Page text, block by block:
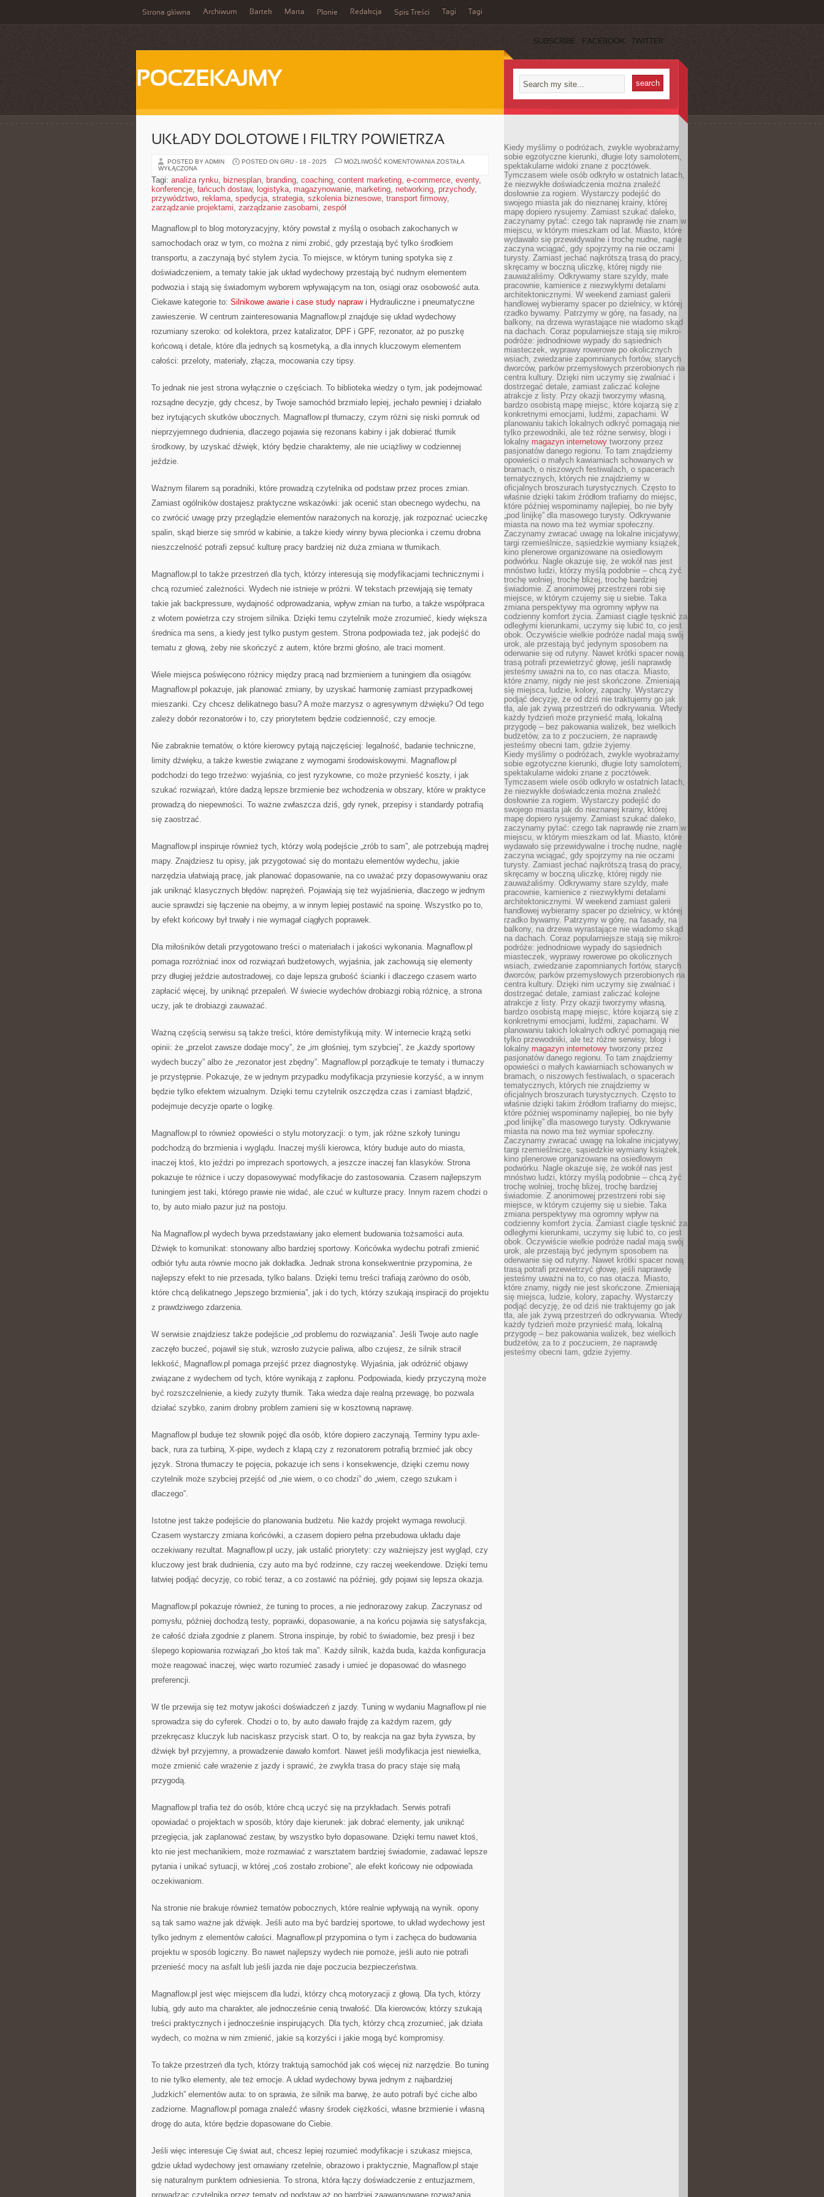
Strona główna Archiwum Bartek Marta Płonie Redakcja Spis Treści Tagi Tagi
SUBSCRIBE FACEBOOK TWITTER
POCZEKAJMY
UKŁADY DOLOTOWE I FILTRY POWIETRZA
POSTED BY ADMIN POSTED ON GRU - 18 - 2025 MOŻLIWOŚĆ KOMENTOWANIA UKŁADY
FILTRY
POWIETRZA
ZOSTAŁA
WYŁĄCZONA
Tagi: analiza rynku, biznesplan, branding, coaching, content marketing, e-commerce, eventy,
konferencje, łańcuch dostaw, logistyka, magazynowanie, marketing, networking, przychody,
przywództwo, reklama, spedycja, strategia, szkolenia biznesowe, transport firmowy,
zarządzanie projektami, zarządzanie zasobami, zespół
Magnaflow.pl to blog motoryzacyjny, który powstał z myślą o osobach zakochanych w
samochodach oraz w tym, co można z nimi zrobić, gdy przestają być tylko środkiem
transportu, a zaczynają być stylem życia. To miejsce, w którym tuning spotyka się z
doświadczeniem, a tematy takie jak układ wydechowy przestają być nudnym elementem
podwozia i stają się świadomym wyborem wpływającym na ton, osiągi oraz osobowość auta.
Ciekawe kategorie to: Silnikowe awarie i case study naprawi Hydrauliczne i pneumatyczne
zawieszenie. W centrum zainteresowania Magnaflow.pl znajduje się układ wydechowy
rozumiany szeroko: od kolektora, przez katalizator, DPF i GPF, rezonator, aż po puszkę
końcową i detale, które dla jednych są kosmetyką, a dla innych kluczowym elementem
całości: przeloty, materiały, złącza, mocowania czy tipsy.
To jednak nie jest strona wyłącznie o częściach. To biblioteka wiedzy o tym, jak podejmować
rozsądne decyzje, gdy chcesz, by Twoje samochód brzmiało lepiej, jechało pewniej i działało
bez irytujących skutków ubocznych. Magnaflow.pl tłumaczy, czym różni się niski pomruk od
nieprzyjemnego dudnienia, dlaczego pojawia się rezonans kabiny i jak dobierać tłumik
środkowy, by uzyskać dźwięk, który będzie charakterny, ale nie uciążliwy w codziennej
jeździe.
Ważnym filarem są poradniki, które prowadzą czytelnika od podstaw przez proces zmian.
Zamiast ogólników dostajesz praktyczne wskazówki: jak ocenić stan obecnego wydechu, na
co zwrócić uwagę przy przeglądzie elementów narażonych na korozję, jak rozpoznać ucieczkę
spalin, skąd bierze się smród w kabinie, a także kiedy winny bywa plecionka i czemu drobna
nieszczelność potrafi zepsuć kulturę pracy bardziej niż duża zmiana w tłumikach.
Magnaflow.pl to także przestrzeń dla tych, którzy interesują się modyfikacjami technicznymi i
chcą rozumieć zależności. Wydech nie istnieje w próżni. W tekstach przewijają się tematy
takie jak backpressure, wydajność odprowadzania, wpływ zmian na turbo, a także współpraca
z wlotem powietrza czy strojem silnika. Dzięki temu czytelnik może zrozumieć, kiedy większa
średnica ma sens, a kiedy jest tylko pustym gestem. Strona podpowiada też, jak podejść do
tematu z głową, żeby nie skończyć z autem, które brzmi głośno, ale traci moment.
Wiele miejsca poświęcono różnicy między pracą nad brzmieniem a tuningiem dla osiągów.
Magnaflow.pl pokazuje, jak planować zmiany, by uzyskać harmonię zamiast przypadkowej
mieszanki. Czy chcesz delikatnego basu? A może marzysz o agresywnym dźwięku? Od tego
zależy dobór rezonatorów i to, czy priorytetem będzie codzienność, czy emocje.
Nie zabraknie tematów, o które kierowcy pytają najczęściej: legalność, badanie techniczne,
limity dźwięku, a także kwestie związane z wymogami środowiskowymi. Magnaflow.pl
podchodzi do tego trzeźwo: wyjaśnia, co jest ryzykowne, co może przynieść koszty, i jak
szukać rozwiązań, które dadzą lepsze brzmienie bez wchodzenia w obszary, które w praktyce
prowadzą do niepewności. To ważne zwłaszcza dziś, gdy rynek, przepisy i standardy potrafią
się zaostrzać.
Magnaflow.pl inspiruje również tych, którzy wolą podejście „zrób to sam”, ale potrzebują mądrej
mapy. Znajdziesz tu opisy, jak przygotować się do montażu elementów wydechu, jakie
narzędzia ułatwiają pracę, jak planować dopasowanie, na co uważać przy dopasowywaniu oraz
jak uniknąć klasycznych błędów: naprężeń. Pojawiają się też wyjaśnienia, dlaczego w jednym
aucie sprawdzi się łączenie na obejmy, a w innym lepiej postawić na spoinę. Wszystko po to,
by efekt końcowy był trwały i nie wymagał ciągłych poprawek.
Dla miłośników detali przygotowano treści o materiałach i jakości wykonania. Magnaflow.pl
pomaga rozróżniać inox od rozwiązań budżetowych, wyjaśnia, jak zachowują się elementy
przy długiej jeździe autostradowej, co daje lepsza grubość ścianki i dlaczego czasem warto
zapłacić więcej, by uniknąć przepaleń. W świecie wydechów drobiazgi robią różnicę, a strona
uczy, jak te drobiazgi zauważać.
Ważną częścią serwisu są także treści, które demistyfikują mity. W internecie krążą setki
opinii: że „przelot zawsze dodaje mocy”, że „im głośniej, tym szybciej”, że „każdy sportowy
wydech buczy” albo że „rezonator jest zbędny”. Magnaflow.pl porządkuje te tematy i tłumaczy
je przystępnie. Pokazuje, że w jednym przypadku modyfikacja przyniesie korzyść, a w innym
będzie tylko efektem wizualnym. Dzięki temu czytelnik oszczędza czas i zamiast błądzić,
podejmuje decyzje oparte o logikę.
Magnaflow.pl to również opowieści o stylu motoryzacji: o tym, jak różne szkoły tuningu
podchodzą do brzmienia i wyglądu. Inaczej myśli kierowca, który buduje auto do miasta,
inaczej ktoś, kto jeździ po imprezach sportowych, a jeszcze inaczej fan klasyków. Strona
pokazuje te różnice i uczy dopasowywać modyfikacje do zastosowania. Czasem najlepszym
tuningiem jest taki, którego prawie nie widać, ale czuć w kulturze pracy. Innym razem chodzi o
to, by auto miało pazur już na postoju.
Na Magnaflow.pl wydech bywa przedstawiany jako element budowania tożsamości auta.
Dźwięk to komunikat: stonowany albo bardziej sportowy. Końcówka wydechu potrafi zmienić
odbiór tyłu auta równie mocno jak dokładka. Jednak strona konsekwentnie przypomina, że
najlepszy efekt to nie przesada, tylko balans. Dzięki temu treści trafiają zarówno do osób,
które chcą delikatnego „lepszego brzmienia”, jak i do tych, którzy szukają inspiracji do projektu
z prawdziwego zdarzenia.
W serwisie znajdziesz także podejście „od problemu do rozwiązania”. Jeśli Twoje auto nagle
zaczęło buczeć, pojawił się stuk, wzrosło zużycie paliwa, albo czujesz, że silnik stracił
lekkość, Magnaflow.pl pomaga przejść przez diagnostykę. Wyjaśnia, jak odróżnić objawy
związane z wydechem od tych, które wynikają z zapłonu. Podpowiada, kiedy przyczyną może
być rozszczelnienie, a kiedy zużyty tłumik. Taka wiedza daje realną przewagę, bo pozwala
działać szybko, zanim drobny problem zamieni się w kosztowną naprawę.
Magnaflow.pl buduje też słownik pojęć dla osób, które dopiero zaczynają. Terminy typu axle-
back, rura za turbiną, X-pipe, wydech z klapą czy z rezonatorem potrafią brzmieć jak obcy
język. Strona tłumaczy te pojęcia, pokazuje ich sens i konsekwencje, dzięki czemu nowy
czytelnik może szybciej przejść od „nie wiem, o co chodzi” do „wiem, czego szukam i
dlaczego”.
Istotne jest także podejście do planowania budżetu. Nie każdy projekt wymaga rewolucji.
Czasem wystarczy zmiana końcówki, a czasem dopiero pełna przebudowa układu daje
oczekiwany rezultat. Magnaflow.pl uczy, jak ustalić priorytety: czy ważniejszy jest wygląd, czy
kluczowy jest brak dudnienia, czy auto ma być rodzinne, czy raczej weekendowe. Dzięki temu
łatwiej podjąć decyzję, co robić teraz, a co zostawić na później, gdy pojawi się lepsza okazja.
Magnaflow.pl pokazuje również, że tuning to proces, a nie jednorazowy zakup. Zaczynasz od
pomysłu, później dochodzą testy, poprawki, dopasowanie, a na końcu pojawia się satysfakcja,
że całość działa zgodnie z planem. Strona inspiruje, by robić to świadomie, bez presji i bez
ślepego kopiowania rozwiązań „bo ktoś tak ma”. Każdy silnik, każda buda, każda konfiguracja
może reagować inaczej, więc warto rozumieć zasady i umieć je dopasować do własnego
preferencji.
W tle przewija się też motyw jakości doświadczeń z jazdy. Tuning w wydaniu Magnaflow.pl nie
sprowadza się do cyferek. Chodzi o to, by auto dawało frajdę za każdym razem, gdy
przekręcasz kluczyk lub naciskasz przycisk start. O to, by reakcja na gaz była żywsza, by
dźwięk był przyjemny, a prowadzenie dawało komfort. Nawet jeśli modyfikacja jest niewielka,
może zmienić całe wrażenie z jazdy i sprawić, że zwykła trasa do pracy staje się małą
przygodą.
Magnaflow.pl trafia też do osób, które chcą uczyć się na przykładach. Serwis potrafi
opowiadać o projektach w sposób, który daje kierunek: jak dobrać elementy, jak uniknąć
przegięcia, jak zaplanować zestaw, by wszystko było dopasowane. Dzięki temu nawet ktoś,
kto nie jest mechanikiem, może rozmawiać z warsztatem bardziej świadomie, zadawać lepsze
pytania i unikać sytuacji, w której „coś zostało zrobione”, ale efekt końcowy nie odpowiada
oczekiwaniom.
Na stronie nie brakuje również tematów pobocznych, które realnie wpływają na wynik. opony
są tak samo ważne jak dźwięk. Jeśli auto ma być bardziej sportowe, to układ wydechowy jest
tylko jednym z elementów całości. Magnaflow.pl przypomina o tym i zachęca do budowania
projektu w sposób logiczny. Bo nawet najlepszy wydech nie pomoże, jeśli auto nie potrafi
przenieść mocy na asfalt lub jeśli jazda nie daje poczucia bezpieczeństwa.
Magnaflow.pl jest więc miejscem dla ludzi, którzy chcą motoryzacji z głową. Dla tych, którzy
lubią, gdy auto ma charakter, ale jednocześnie cenią trwałość. Dla kierowców, którzy szukają
treści praktycznych i jednocześnie inspirujących. Dla tych, którzy chcą zrozumieć, jak działa
wydech, co można w nim zmienić, jakie są korzyści i jakie mogą być kompromisy.
To także przestrzeń dla tych, którzy traktują samochód jak coś więcej niż narzędzie. Bo tuning
to nie tylko elementy, ale też emocje. A układ wydechowy bywa jednym z najbardziej
„ludzkich” elementów auta: to on sprawia, że silnik ma barwę, że auto potrafi być ciche albo
zadziorne. Magnaflow.pl pomaga znaleźć własny środek ciężkości, własne brzmienie i własną
drogę do auta, które będzie dopasowane do Ciebie.
Jeśli więc interesuje Cię świat aut, chcesz lepiej rozumieć modyfikacje i szukasz miejsca,
gdzie układ wydechowy jest omawiany rzetelnie, obrazowo i praktycznie, Magnaflow.pl staje
się naturalnym punktem odniesienia. To strona, która łączy doświadczenie z entuzjazmem,
prowadząc czytelnika przez tematy od podstaw aż po bardziej zaawansowane rozważania,
Kiedy myślimy o podróżach, zwykle wyobrażamy
sobie egzotyczne kierunki, długie loty samolotem,
spektakularne widoki znane z pocztówek.
Tymczasem wiele osób odkryło w ostatnich latach,
że niezwykłe doświadczenia można znaleźć
dosłownie za rogiem. Wystarczy podejść do
swojego miasta jak do nieznanej krainy, której
mapę dopiero rysujemy. Zamiast szukać daleko,
zaczynamy pytać: czego tak naprawdę nie znam w
miejscu, w którym mieszkam od lat. Miasto, które
wydawało się przewidywalne i trochę nudne, nagle
zaczyna wciągać, gdy spojrzymy na nie oczami
turysty. Zamiast jechać najkrótszą trasą do pracy,
skręcamy w boczną uliczkę, której nigdy nie
zauważaliśmy. Odkrywamy stare szyldy, małe
pracownie, kamienice z niezwykłymi detalami
architektonicznymi. W weekend zamiast galerii
handlowej wybieramy spacer po dzielnicy, w której
rzadko bywamy. Patrzymy w górę, na fasady, na
balkony, na drzewa wyrastające nie wiadomo skąd
na dachach. Coraz popularniejsze stają się mikro-
podróże: jednodniowe wypady do sąsiednich
miasteczek, wyprawy rowerowe po okolicznych
wsiach, zwiedzanie zapomnianych fortów, starych
dworców, parków przemysłowych przerobionych na
centra kultury. Dzięki nim uczymy się zwalniać i
dostrzegać detale, zamiast zaliczać kolejne
atrakcje z listy. Przy okazji tworzymy własną,
bardzo osobistą mapę miejsc, które kojarzą się z
konkretnymi emocjami, ludźmi, zapachami. W
planowaniu takich lokalnych odkryć pomagają nie
tylko przewodniki, ale też różne serwisy, blogi i
lokalny magazyn internetowy tworzony przez
pasjonatów danego regionu. To tam znajdziemy
opowieści o małych kawiarniach schowanych w
bramach, o niszowych festiwalach, o spacerach
tematycznych, których nie znajdziemy w
oficjalnych broszurach turystycznych. Często to
właśnie dzięki takim źródłom trafiamy do miejsc,
które później wspominamy najlepiej, bo nie były
„pod linijkę” dla masowego turysty. Odkrywanie
miasta na nowo ma też wymiar społeczny.
Zaczynamy zwracać uwagę na lokalne inicjatywy,
targi rzemieślnicze, sąsiedzkie wymiany książek,
kino plenerowe organizowane na osiedlowym
podwórku. Nagle okazuje się, że wokół nas jest
mnóstwo ludzi, którzy myślą podobnie – chcą żyć
trochę wolniej, trochę bliżej, trochę bardziej
świadomie. Z anonimowej przestrzeni robi się
miejsce, w którym czujemy się u siebie. Taka
zmiana perspektywy ma ogromny wpływ na
codzienny komfort życia. Zamiast ciągle tęsknić za
odległymi kierunkami, uczymy się lubić to, co jest
obok. Oczywiście wielkie podróże nadal mają swój
urok, ale przestają być jedynym sposobem na
oderwanie się od rutyny. Nawet krótki spacer nową
trasą potrafi przewietrzyć głowę, jeśli naprawdę
jesteśmy uważni na to, co nas otacza. Miasto,
które znamy, nigdy nie jest skończone. Zmieniają
się miejsca, ludzie, kolory, zapachy. Wystarczy
podjąć decyzję, że od dziś nie traktujemy go jak
tła, ale jak żywą przestrzeń do odkrywania. Wtedy
każdy tydzień może przynieść małą, lokalną
przygodę – bez pakowania walizek, bez wielkich
budżetów, za to z poczuciem, że naprawdę
jesteśmy obecni tam, gdzie żyjemy.
Kiedy myślimy o podróżach, zwykle wyobrażamy
sobie egzotyczne kierunki, długie loty samolotem,
spektakularne widoki znane z pocztówek.
Tymczasem wiele osób odkryło w ostatnich latach,
że niezwykłe doświadczenia można znaleźć
dosłownie za rogiem. Wystarczy podejść do
swojego miasta jak do nieznanej krainy, której
mapę dopiero rysujemy. Zamiast szukać daleko,
zaczynamy pytać: czego tak naprawdę nie znam w
miejscu, w którym mieszkam od lat. Miasto, które
wydawało się przewidywalne i trochę nudne, nagle
zaczyna wciągać, gdy spojrzymy na nie oczami
turysty. Zamiast jechać najkrótszą trasą do pracy,
skręcamy w boczną uliczkę, której nigdy nie
zauważaliśmy. Odkrywamy stare szyldy, małe
pracownie, kamienice z niezwykłymi detalami
architektonicznymi. W weekend zamiast galerii
handlowej wybieramy spacer po dzielnicy, w której
rzadko bywamy. Patrzymy w górę, na fasady, na
balkony, na drzewa wyrastające nie wiadomo skąd
na dachach. Coraz popularniejsze stają się mikro-
podróże: jednodniowe wypady do sąsiednich
miasteczek, wyprawy rowerowe po okolicznych
wsiach, zwiedzanie zapomnianych fortów, starych
dworców, parków przemysłowych przerobionych na
centra kultury. Dzięki nim uczymy się zwalniać i
dostrzegać detale, zamiast zaliczać kolejne
atrakcje z listy. Przy okazji tworzymy własną,
bardzo osobistą mapę miejsc, które kojarzą się z
konkretnymi emocjami, ludźmi, zapachami. W
planowaniu takich lokalnych odkryć pomagają nie
tylko przewodniki, ale też różne serwisy, blogi i
lokalny magazyn internetowy tworzony przez
pasjonatów danego regionu. To tam znajdziemy
opowieści o małych kawiarniach schowanych w
bramach, o niszowych festiwalach, o spacerach
tematycznych, których nie znajdziemy w
oficjalnych broszurach turystycznych. Często to
właśnie dzięki takim źródłom trafiamy do miejsc,
które później wspominamy najlepiej, bo nie były
„pod linijkę” dla masowego turysty. Odkrywanie
miasta na nowo ma też wymiar społeczny.
Zaczynamy zwracać uwagę na lokalne inicjatywy,
targi rzemieślnicze, sąsiedzkie wymiany książek,
kino plenerowe organizowane na osiedlowym
podwórku. Nagle okazuje się, że wokół nas jest
mnóstwo ludzi, którzy myślą podobnie – chcą żyć
trochę wolniej, trochę bliżej, trochę bardziej
świadomie. Z anonimowej przestrzeni robi się
miejsce, w którym czujemy się u siebie. Taka
zmiana perspektywy ma ogromny wpływ na
codzienny komfort życia. Zamiast ciągle tęsknić za
odległymi kierunkami, uczymy się lubić to, co jest
obok. Oczywiście wielkie podróże nadal mają swój
urok, ale przestają być jedynym sposobem na
oderwanie się od rutyny. Nawet krótki spacer nową
trasą potrafi przewietrzyć głowę, jeśli naprawdę
jesteśmy uważni na to, co nas otacza. Miasto,
które znamy, nigdy nie jest skończone. Zmieniają
się miejsca, ludzie, kolory, zapachy. Wystarczy
podjąć decyzję, że od dziś nie traktujemy go jak
tła, ale jak żywą przestrzeń do odkrywania. Wtedy
każdy tydzień może przynieść małą, lokalną
przygodę – bez pakowania walizek, bez wielkich
budżetów, za to z poczuciem, że naprawdę
jesteśmy obecni tam, gdzie żyjemy.